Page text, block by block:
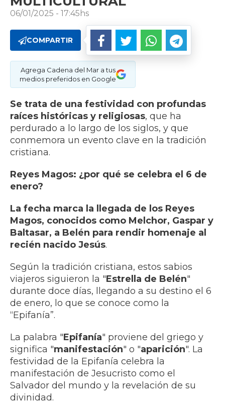
06/01/2025 - 17:45hs
COMPARTIR
Agrega Cadena del Mar a tus
medios preferidos en Google
Se trata de una festividad con profundas
raíces históricas y religiosas, que ha
perdurado a lo largo de los siglos, y que
conmemora un evento clave en la tradición
cristiana.
Reyes Magos: ¿por qué se celebra el 6 de
enero?
La fecha marca la llegada de los Reyes
Magos, conocidos como Melchor, Gaspar y
Baltasar, a Belén para rendir homenaje al
recién nacido Jesús.
Según la tradición cristiana, estos sabios
viajeros siguieron la "Estrella de Belén"
durante doce días, llegando a su destino el 6
de enero, lo que se conoce como la
“Epifanía”.
La palabra "Epifanía" proviene del griego y
significa "manifestación" o "aparición". La
festividad de la Epifanía celebra la
manifestación de Jesucristo como el
Salvador del mundo y la revelación de su
divinidad.